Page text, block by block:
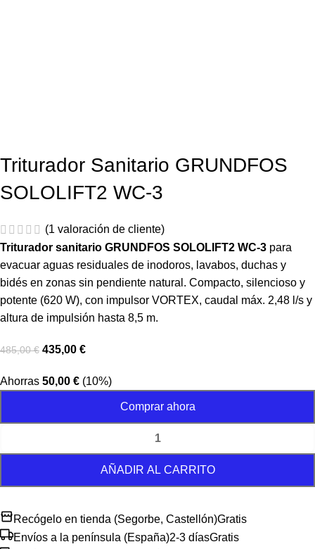
Triturador Sanitario GRUNDFOS
SOLOLIFT2 WC-3
(1 valoración de cliente)
Triturador sanitario GRUNDFOS SOLOLIFT2 WC-3 para
evacuar aguas residuales de inodoros, lavabos, duchas y
bidés en zonas sin pendiente natural. Compacto, silencioso y
potente (620 W), con impulsor VORTEX, caudal máx. 2,48 l/s y
altura de impulsión hasta 8,5 m.
485,00€ 435,00 €
Ahorras 50,00 € (10%)
AÑADIR AL CARRITO
Comprar ahora
Recógelo en tienda (Segorbe, Castellón)Gratis
Envíos a la península (España)2-3 díasGratis